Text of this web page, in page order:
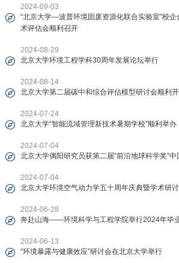
2024-09-03
“北京大学—波普环境固废资源化联合实验室”校
术评估会顺利召开
2024-08-29
北京大学环境工程学科30周年发展论坛举行
2024-08-14
北京大学第二届碳中和综合评估模型研讨会顺利
2024-07-24
北京大学“智能流域管理新技术暑期学校”顺利举办
2024-07-04
北京大学偶阳研究员获第二届“前沿地球科学奖”
2024-07-04
北京大学环境空气动力学五十周年庆典暨学术研
2024-06-28
奔赴山海——环境科学与工程学院举行2024年毕
2024-06-13
“环境暴露与健康效应”研讨会在北京大学举行